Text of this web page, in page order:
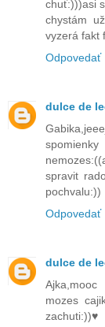
chuť:)))asi
chystám
vyzerá fakt
Odpovedať
dulce de
spravit
pochvalu:))
Odpovedať
dulce de
mozes
zachuti:))♥